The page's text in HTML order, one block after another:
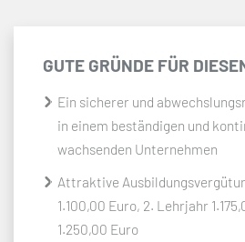
GUTE GRÜNDE FÜR
Ein sicherer und
in einem beständigen und
wachsenden Unternehmen
Attraktive
1.100,00 Euro, 2. Lehrjahr
1.250,00 Euro